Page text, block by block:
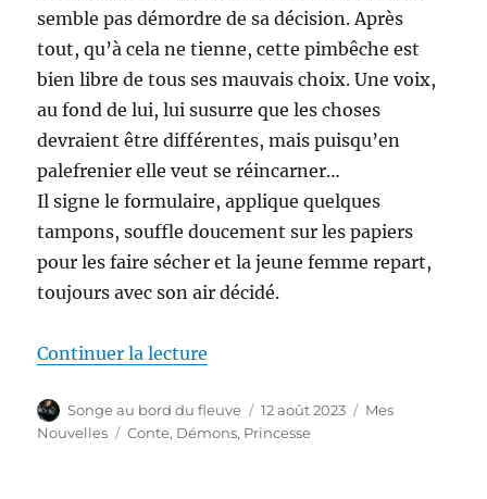
semble pas démordre de sa décision. Après
tout, qu’à cela ne tienne, cette pimbêche est
bien libre de tous ses mauvais choix. Une voix,
au fond de lui, lui susurre que les choses
devraient être différentes, mais puisqu’en
palefrenier elle veut se réincarner…
Il signe le formulaire, applique quelques
tampons, souffle doucement sur les papiers
pour les faire sécher et la jeune femme repart,
toujours avec son air décidé.
Continuer la lecture
Auteur
Songe au bord du fleuve
Publié
le
12 août 2023 Catégories
Mes
Nouvelles
Étiquettes
Conte, Démons, Princesse